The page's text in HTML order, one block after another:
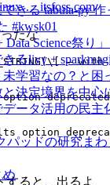
できる tabula-py
#kwsk01
Data Science祭
きるlivy +
学習なの？と困
決定境界を中心
ータ活用の民主
パッドの研究ま
め
たな
ると、出るよ